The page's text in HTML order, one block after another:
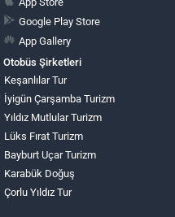
Google Play Store
App Gallery
Otobüs Şirketleri
Keşanlılar Tur
İyigün Çarşamba Turizm
Yıldız Mutlular Turizm
Lüks Fırat Turizm
Bayburt Uçar Turizm
Karabük Doğuş
Çorlu Yıldız Tur